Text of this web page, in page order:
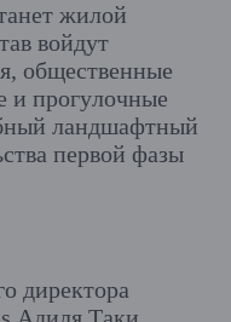
жилой
войдут
общественные
и прогулочные
ландшафтный
первой фазы
директора